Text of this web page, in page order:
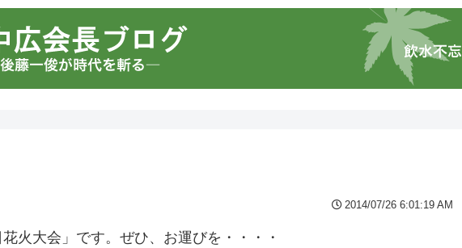
2014/07/26 6:01:19 AM
火大会」です。ぜひ、お運びを・・・・